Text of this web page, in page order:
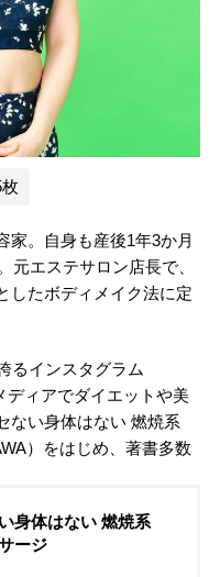
家。自身も産後1年3か月
元エステサロン店長で、
したボディメイク法に定
るインスタグラム
ディアでダイエットや美
ない身体はない 燃焼系
）をはじめ、著書多数
身体はない 燃焼系
ージ